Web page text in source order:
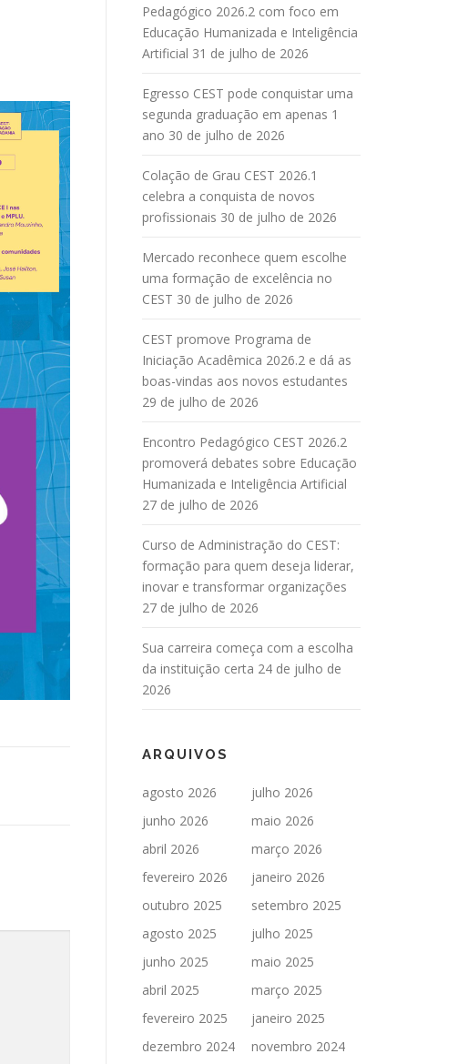
Pedagógico 2026.2 com foco em
Educação Humanizada e Inteligência
Artificial 31 de julho de 2026
Egresso CEST pode conquistar uma
segunda graduação em apenas 1
ano 30 de julho de 2026
Colação de Grau CEST 2026.1
celebra a conquista de novos
profissionais 30 de julho de 2026
Mercado reconhece quem escolhe
uma formação de excelência no
CEST 30 de julho de 2026
CEST promove Programa de
Iniciação Acadêmica 2026.2 e dá as
boas-vindas aos novos estudantes
29 de julho de 2026
Encontro Pedagógico CEST 2026.2
promoverá debates sobre Educação
Humanizada e Inteligência Artificial
27 de julho de 2026
Curso de Administração do CEST:
formação para quem deseja liderar,
inovar e transformar organizações
27 de julho de 2026
Sua carreira começa com a escolha
da instituição certa 24 de julho de
2026
ARQUIVOS
agosto 2026
julho 2026
junho 2026
maio 2026
abril 2026
março 2026
fevereiro 2026
janeiro 2026
outubro 2025
setembro 2025
agosto 2025
julho 2025
junho 2025
maio 2025
abril 2025
março 2025
fevereiro 2025
janeiro 2025
dezembro 2024
novembro 2024